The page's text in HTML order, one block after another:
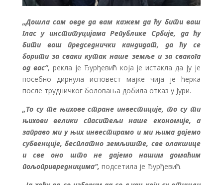
„Дошла сам овде да вам кажем да ћу бити ваш
глас у институцијама Републике Србије, да ћу
бити ваш председнички кандидат, да ћу се
борити за сваки кутак наше земље и за свакога
од вас“, рекла је Ђурђевић која је истакла да ју је
посебно дирнула исповест мајке чија је ћерка
после трудничког боловања добила отказ у Јури.
„То су те њихове стране инвестиције, то су ти
њихови велики спаситељи наше економије, а
заправо ми у њих инвестирамо и ми њима дајемо
субвенције, бесплатно земљиште, све олакшице
и све оно што не дајемо нашим домаћим
пољопривредницима“, подсетила је Ђурђевић.